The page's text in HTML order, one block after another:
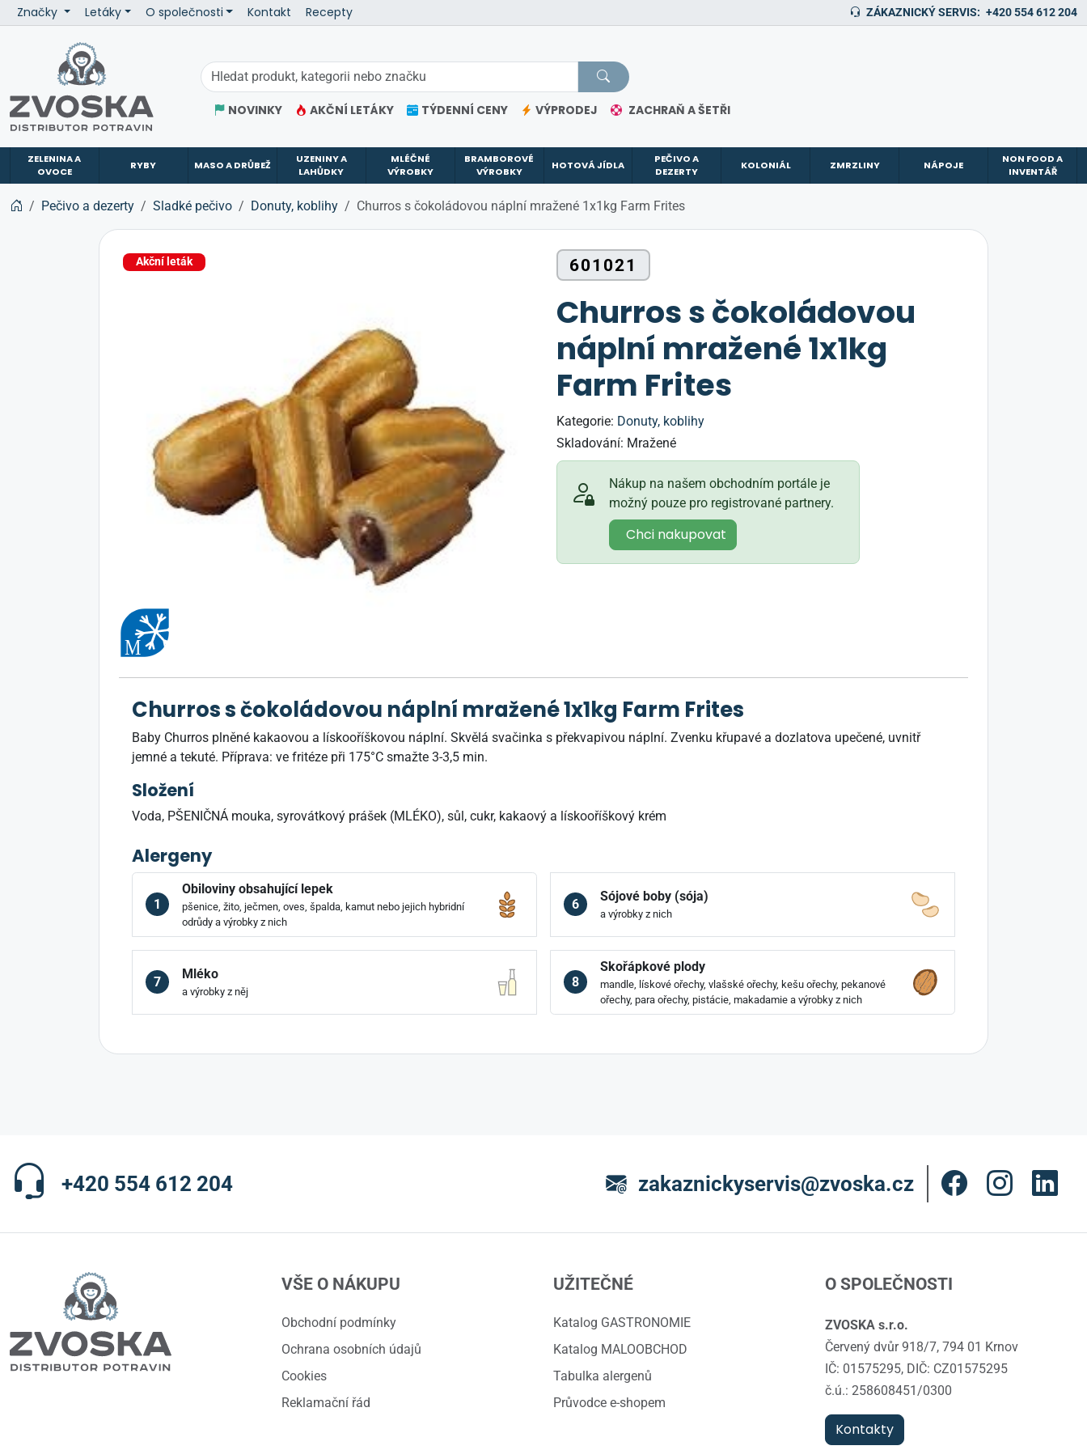
Značky Letáky O společnosti Kontakt Recepty ZÁKAZNICKÝ SERVIS: +420 554 612 204
NOVINKY AKČNÍ LETÁKY TÝDENNÍ CENY VÝPRODEJ ZACHRAŇ A ŠETŘI
ZELENINA A
OVOCE
RYBY MASO A DRŮBEŽ
UZENINY A
LAHŮDKY
MLÉČNÉ
VÝROBKY
BRAMBOROVÉ
VÝROBKY
HOTOVÁ JÍDLA
PEČIVO A
DEZERTY
KOLONIÁL ZMRZLINY NÁPOJE
NON FOOD A
INVENTÁŘ
Pečivo a dezerty Sladké pečivo Donuty, koblihy Churros s čokoládovou náplní mražené 1x1kg Farm Frites
601021
Churros s čokoládovou
náplní mražené 1x1kg
Farm Frites
Kategorie: Donuty, koblihy
Skladování: Mražené
Nákup na našem obchodním portále je
možný pouze pro registrované partnery.
Chci nakupovat
Akční leták
Churros s čokoládovou náplní mražené 1x1kg Farm Frites
Baby Churros plněné kakaovou a lískooříškovou náplní. Skvělá svačinka s překvapivou náplní. Zvenku křupavé a dozlatova upečené, uvnitř
jemné a tekuté. Příprava: ve fritéze při 175°C smažte 3-3,5 min.
Složení
Voda, PŠENIČNÁ mouka, syrovátkový prášek (MLÉKO), sůl, cukr, kakaový a lískooříškový krém
Alergeny
1
Obiloviny obsahující lepek
pšenice, žito, ječmen, oves, špalda, kamut nebo jejich hybridní
odrůdy a výrobky z nich
6
Sójové boby (sója)
a výrobky z nich
7
Mléko
a výrobky z něj
8
Skořápkové plody
mandle, lískové ořechy, vlašské ořechy, kešu ořechy, pekanové
ořechy, para ořechy, pistácie, makadamie a výrobky z nich
+420 554 612 204 zakaznickyservis@zvoska.cz
VŠE O NÁKUPU
Obchodní podmínky
Ochrana osobních údajů
Cookies
Reklamační řád
UŽITEČNÉ
Katalog GASTRONOMIE
Katalog MALOOBCHOD
Tabulka alergenů
Průvodce e-shopem
O SPOLEČNOSTI
ZVOSKA s.r.o.
Červený dvůr 918/7, 794 01 Krnov
IČ: 01575295, DIČ: CZ01575295
č.ú.: 258608451/0300
Kontakty